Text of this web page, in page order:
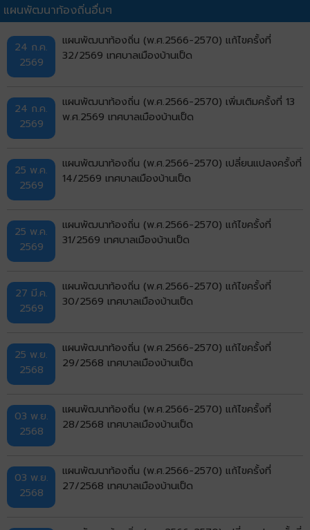
แผนพัฒนาท้องถิ่นอื่นๆ
24 ก.ค.
2569
แผนพัฒนาท้องถิ่น (พ.ศ.2566-2570) แก้ไขครั้งที่
32/2569 เทศบาลเมืองบ้านเป็ด
24 ก.ค.
2569
แผนพัฒนาท้องถิ่น (พ.ศ.2566-2570) เพิ่มเติมครั้งที่ 13
พ.ศ.2569 เทศบาลเมืองบ้านเป็ด
25 พ.ค.
2569
แผนพัฒนาท้องถิ่น (พ.ศ.2566-2570) เปลี่ยนแปลงครั้งที่
14/2569 เทศบาลเมืองบ้านเป็ด
25 พ.ค.
2569
แผนพัฒนาท้องถิ่น (พ.ศ.2566-2570) แก้ไขครั้งที่
31/2569 เทศบาลเมืองบ้านเป็ด
27 มี.ค.
2569
แผนพัฒนาท้องถิ่น (พ.ศ.2566-2570) แก้ไขครั้งที่
30/2569 เทศบาลเมืองบ้านเป็ด
25 พ.ย.
2568
แผนพัฒนาท้องถิ่น (พ.ศ.2566-2570) แก้ไขครั้งที่
29/2568 เทศบาลเมืองบ้านเป็ด
03 พ.ย.
2568
แผนพัฒนาท้องถิ่น (พ.ศ.2566-2570) แก้ไขครั้งที่
28/2568 เทศบาลเมืองบ้านเป็ด
03 พ.ย.
2568
แผนพัฒนาท้องถิ่น (พ.ศ.2566-2570) แก้ไขครั้งที่
27/2568 เทศบาลเมืองบ้านเป็ด